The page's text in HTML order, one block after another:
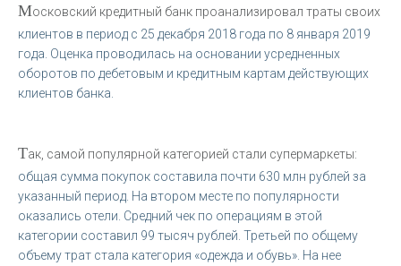
Московский кредитный банк проанализировал траты своих
клиентов в период с 25 декабря 2018 года по 8 января 2019
года. Оценка проводилась на основании усредненных
оборотов по дебетовым и кредитным картам действующих
клиентов банка.
Так, самой популярной категорией стали супермаркеты:
общая сумма покупок составила почти 630 млн рублей за
указанный период. На втором месте по популярности
оказались отели. Средний чек по операциям в этой
категории составил 99 тысяч рублей. Третьей по общему
объему трат стала категория «одежда и обувь». На нее